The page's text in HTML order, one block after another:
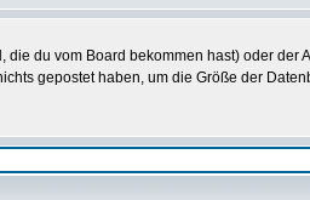
du vom Board bekommen hast) oder der
gepostet haben, um die Größe der